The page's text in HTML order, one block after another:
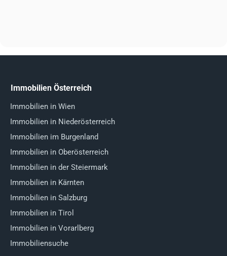
Immobilien Österreich
Immobilien in Wien
Immobilien in Niederösterreich
Immobilien im Burgenland
Immobilien in Oberösterreich
Immobilien in der Steiermark
Immobilien in Kärnten
Immobilien in Salzburg
Immobilien in Tirol
Immobilien in Vorarlberg
Immobiliensuche